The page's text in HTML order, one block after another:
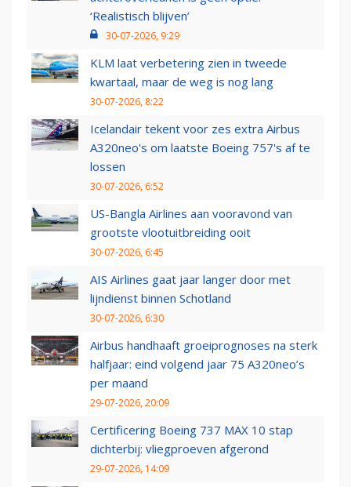
‘Realistisch blijven’
30-07-2026, 9:29
KLM laat verbetering zien in tweede
kwartaal, maar de weg is nog lang
30-07-2026, 8:22
Icelandair tekent voor zes extra Airbus
A320neo's om laatste Boeing 757's af te
lossen
30-07-2026, 6:52
US-Bangla Airlines aan vooravond van
grootste vlootuitbreiding ooit
30-07-2026, 6:45
AIS Airlines gaat jaar langer door met
lijndienst binnen Schotland
30-07-2026, 6:30
Airbus handhaaft groeiprognoses na sterk
halfjaar: eind volgend jaar 75 A320neo’s
per maand
29-07-2026, 20:09
Certificering Boeing 737 MAX 10 stap
dichterbij: vliegproeven afgerond
29-07-2026, 14:09